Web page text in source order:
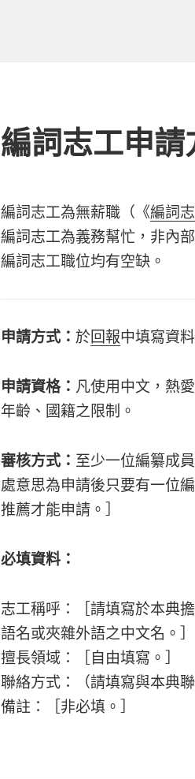
編詞志工申請
編詞志工為無薪職（《編詞
編詞志工為義務幫忙，非內
編詞志工職位均有空缺。
申請方式： 於 回報中填寫資
申請資格： 凡使用中文，熱
年齡、國籍之限制。
審核方式： 至少一位編纂成
處意思為申請後只要有一位
推薦才能申請。］
必填資料：
志工稱呼：［請填寫於本典
語名或夾雜外語之中文名。］
擅長領域：［自由填寫。］
聯絡方式：（請填寫與本典
備註：［非必填。］